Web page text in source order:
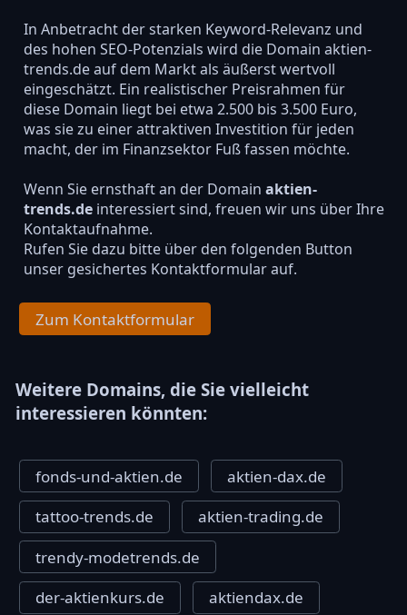
In Anbetracht der starken Keyword-Relevanz und
des hohen SEO-Potenzials wird die Domain aktien-
trends.de auf dem Markt als äußerst wertvoll
eingeschätzt. Ein realistischer Preisrahmen für
diese Domain liegt bei etwa 2.500 bis 3.500 Euro,
was sie zu einer attraktiven Investition für jeden
macht, der im Finanzsektor Fuß fassen möchte.
Wenn Sie ernsthaft an der Domain aktien-
trends.deinteressiert sind, freuen wir uns über Ihre
Kontaktaufnahme.
Rufen Sie dazu bitte über den folgenden Button
unser gesichertes Kontaktformular auf.
Zum Kontaktformular
Weitere Domains, die Sie vielleicht
interessieren könnten:
fonds-und-aktien.de
aktien-dax.de
tattoo-trends.de
aktien-trading.de
trendy-modetrends.de
der-aktienkurs.de
aktiendax.de